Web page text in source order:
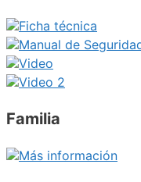
Ficha técnica
Manual de
Video
Video 2
Familia
Más información